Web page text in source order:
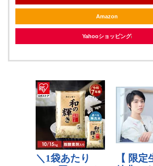
Amazon
Yahooショッピング